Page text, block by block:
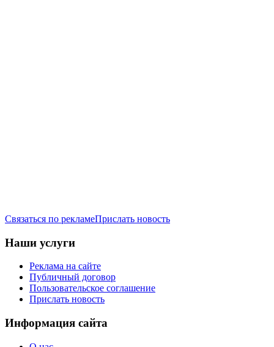
Связаться по рекламеПрислать новость
Наши услуги
Реклама на сайте
Публичный договор
Пользовательское соглашение
Прислать новость
Информация сайта